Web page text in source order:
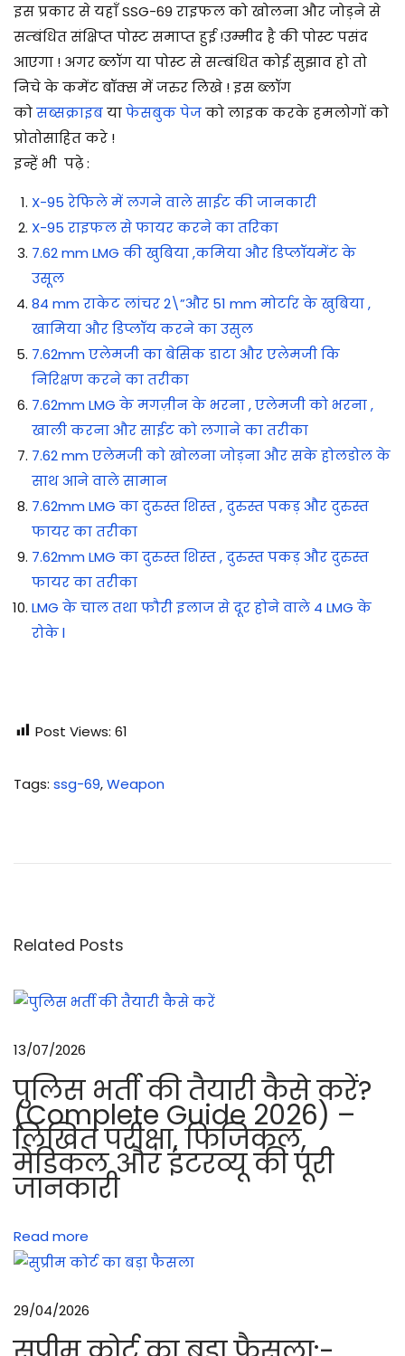
इस प्रकार से यहाँ SSG-69 राइफल को खोलना और जोड़ने से
सम्बंधित संक्षिप्त पोस्ट समाप्त हुई !उम्मीद है की पोस्ट पसंद
आएगा ! अगर ब्लॉग या पोस्ट से सम्बंधित कोई सुझाव हो तो
निचे के कमेंट बॉक्स में जरुर लिखे ! इस ब्लॉग
कोसब्सक्राइबयाफेसबुक पेजको लाइक करके हमलोगों को
प्रोतोसाहित करे !
इन्हें भी पढ़े :
X-95 रेफिले में लगने वाले साईट की जानकारी
X-95 राइफल से फायर करने का तरिका
7.62 mm LMG की खुबिया ,कमिया और डिप्लॉयमेंट के
उसूल
84 mm राकेट लांचर 2\”और 51 mm मोर्टार के खुबिया ,
खामिया और डिप्लॉय करने का उसुल
7.62mm एलेमजी का बेसिक डाटा और एलेमजी कि
निरिक्षण करने का तरीका
7.62mm LMG के मगज़ीन के भरना , एलेमजी को भरना ,
खाली करना और साईट को लगाने का तरीका
7.62 mm एलेमजी को खोलना जोड़ना और सके होलडोल के
साथ आने वाले सामान
7.62mm LMG का दुरुस्त शिस्त , दुरुस्त पकड़ और दुरुस्त
फायर का तरीका
7.62mm LMG का दुरुस्त शिस्त , दुरुस्त पकड़ और दुरुस्त
फायर का तरीका
LMG के चाल तथा फौरी इलाज से दूर होने वाले 4 LMG के
रोके l
Post Views: 61
Tags: ssg-69,Weapon
9
इ
की
वि
शे
ष
ता
ए
र
सु
क्षि
त
Related Posts
13/07/2026
पुलिस भर्ती की तैयारी कैसे करें?
(Complete Guide 2026) –
लिखित परीक्षा, फिजिकल,
मेडिकल और इंटरव्यू की पूरी
जानकारी
Read more
29/04/2026